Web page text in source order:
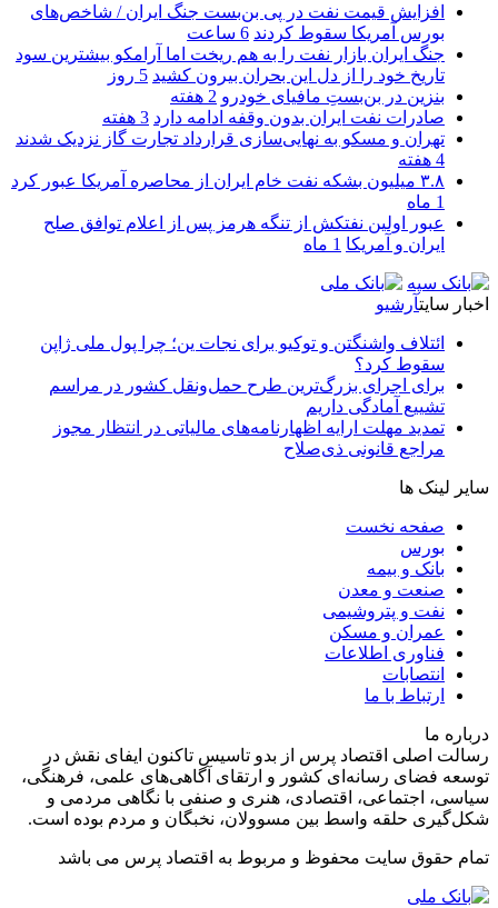
افزایش قیمت نفت در پی بن‌بست جنگ ایران / شاخص‌های
بورس آمریکا سقوط کردند 6 ساعت
جنگ ایران بازار نفت را به هم ریخت اما آرامکو بیشترین سود
تاریخ خود را از دل این بحران بیرون کشید 5 روز
بنزین در بن‌بستِ مافیای خودرو 2 هفته
صادرات نفت ایران بدون وقفه ادامه دارد 3 هفته
تهران و مسکو به نهایی‌سازی قرارداد تجارت گاز نزدیک شدند
4 هفته
۳.۸ میلیون بشکه نفت خام ایران از محاصره آمریکا عبور کرد
1 ماه
عبور اولین نفتکش از تنگه هرمز پس از اعلام توافق صلح
ایران و آمریکا 1 ماه
اخبار سایتآرشیو
ائتلاف واشنگتن و توکیو برای نجات ین؛ چرا پول ملی ژاپن
سقوط کرد؟
برای اجرای بزرگ‌ترین طرح حمل‌ونقل کشور در مراسم
تشییع آمادگی داریم
تمدید مهلت ارایه اظهارنامه‌های مالیاتی در انتظار مجوز
مراجع قانونی ذی‌‏صلاح
سایر لینک ها
صفحه نخست
بورس
بانک و بیمه
صنعت و معدن
نفت و پتروشیمی
عمران و مسکن
فناوری اطلاعات
انتصابات
ارتباط با ما
درباره ما
رسالت اصلی اقتصاد پرس از بدو تاسیس تاکنون ایفای نقش در
توسعه فضای رسانه‌ای کشور و ارتقای آگاهی‌های علمی، فرهنگی،
سیاسی، اجتماعی، اقتصادی، هنری و صنفی با نگاهی مردمی و
شکل‌گیری حلقه واسط بین مسوولان، نخبگان و مردم بوده است.
تمام حقوق سایت محفوظ و مربوط به اقتصاد پرس می باشد